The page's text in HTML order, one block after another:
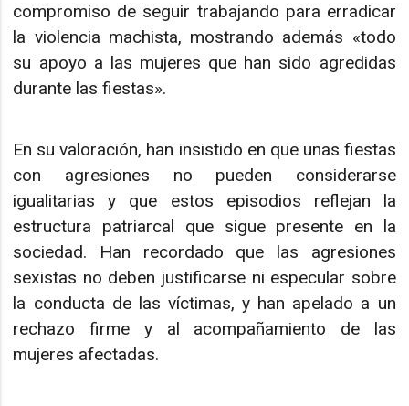
compromiso de seguir trabajando para erradicar
la violencia machista, mostrando además «todo
su apoyo a las mujeres que han sido agredidas
durante las fiestas».
En su valoración, han insistido en que unas fiestas
con agresiones no pueden considerarse
igualitarias y que estos episodios reflejan la
estructura patriarcal que sigue presente en la
sociedad. Han recordado que las agresiones
sexistas no deben justificarse ni especular sobre
la conducta de las víctimas, y han apelado a un
rechazo firme y al acompañamiento de las
mujeres afectadas.